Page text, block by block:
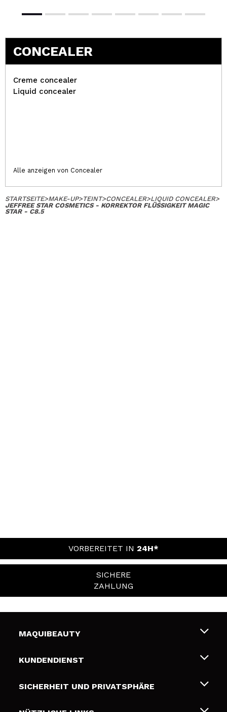
CONCEALER
Creme concealer
Liquid concealer
Alle anzeigen von Concealer
STARTSEITE>MAKE-UP>TEINT>CONCEALER>LIQUID CONCEALER>
JEFFREE STAR COSMETICS - KORREKTOR FLÜSSIGKEIT MAGIC
STAR - C8.5
VORBEREITET IN 24H*
SICHERE
ZAHLUNG
MAQUIBEAUTY
Über uns
Geschenkkarten
KUNDENDIENST
Liefer- und Versandkosten
SICHERHEIT UND PRIVATSPHÄRE
Bedingungen und Datenschutz